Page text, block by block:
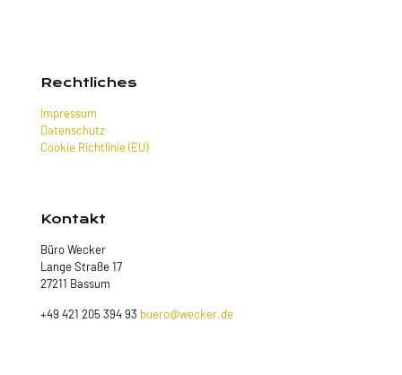
Rechtliches
Impressum
Datenschutz
Cookie Richtlinie (EU)
Kontakt
Büro Wecker
Lange Straße 17
27211 Bassum
+49 421 205 394 93 buero@wecker.de